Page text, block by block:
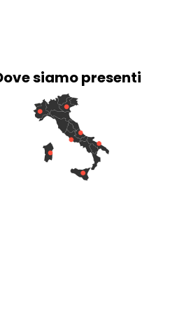
siamo presenti